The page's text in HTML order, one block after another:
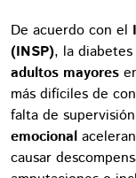
De acuerdo con el
(INSP), la
adultos mayores
más difíciles de
falta de
emocional
causar